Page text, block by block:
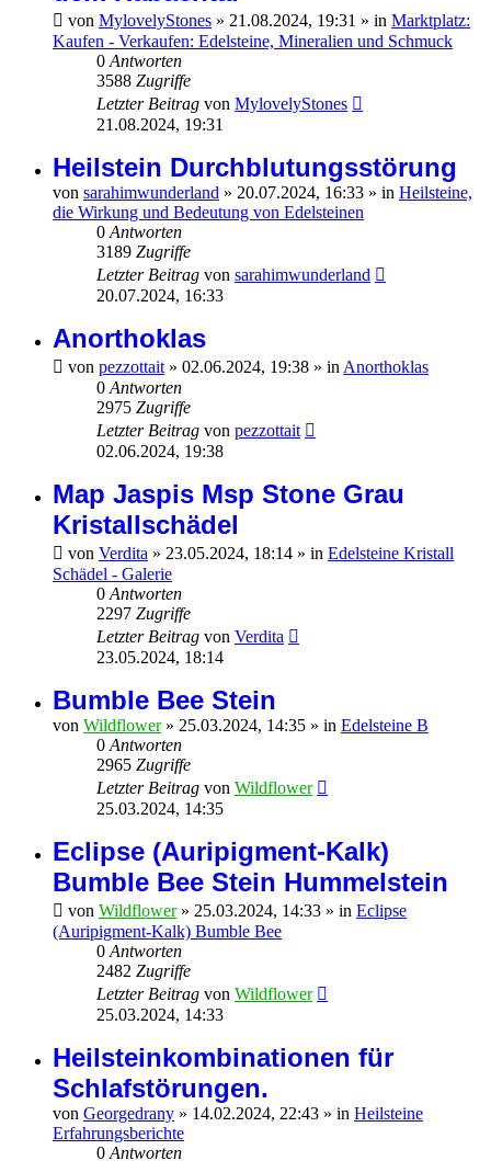
von MylovelyStones » 21.08.2024, 19:31 » in Marktplatz:
Kaufen - Verkaufen: Edelsteine, Mineralien und Schmuck
0 Antworten
3588 Zugriffe
Letzter Beitrag von MylovelyStones
21.08.2024, 19:31
Heilstein Durchblutungsstörung
von sarahimwunderland » 20.07.2024, 16:33 » in Heilsteine,
die Wirkung und Bedeutung von Edelsteinen
0 Antworten
3189 Zugriffe
Letzter Beitrag von sarahimwunderland
20.07.2024, 16:33
Anorthoklas
von pezzottait » 02.06.2024, 19:38 » in Anorthoklas
0 Antworten
2975 Zugriffe
Letzter Beitrag von pezzottait
02.06.2024, 19:38
Map Jaspis Msp Stone Grau
Kristallschädel
von Verdita » 23.05.2024, 18:14 » in Edelsteine Kristall
Schädel - Galerie
0 Antworten
2297 Zugriffe
Letzter Beitrag von Verdita
23.05.2024, 18:14
Bumble Bee Stein
von Wildflower» 25.03.2024, 14:35 » in Edelsteine B
0 Antworten
2965 Zugriffe
Letzter Beitrag von Wildflower
25.03.2024, 14:35
Eclipse (Auripigment-Kalk)
Bumble Bee Stein Hummelstein
von Wildflower» 25.03.2024, 14:33 » in Eclipse
(Auripigment-Kalk) Bumble Bee
0 Antworten
2482 Zugriffe
Letzter Beitrag von Wildflower
25.03.2024, 14:33
Heilsteinkombinationen für
Schlafstörungen.
von Georgedrany » 14.02.2024, 22:43 » in Heilsteine
Erfahrungsberichte
0 Antworten